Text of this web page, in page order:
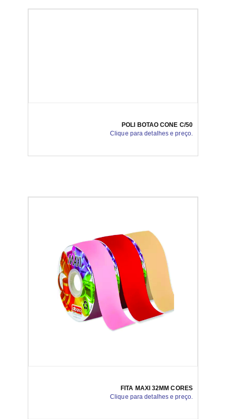
POLI BOTAO CONE C/50
Clique para detalhes e preço.
FITA MAXI 32MM CORES
Clique para detalhes e preço.